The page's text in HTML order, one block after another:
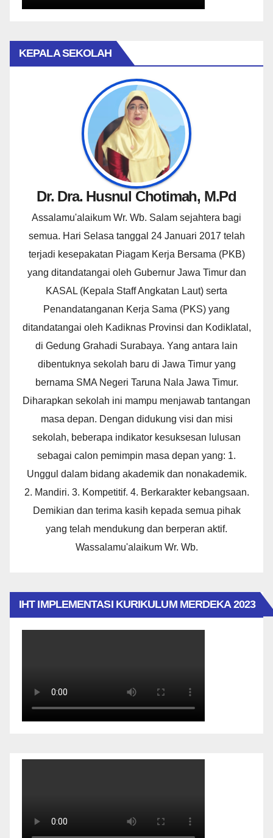
KEPALA SEKOLAH
Dr. Dra. Husnul Chotimah, M.Pd
Assalamu'alaikum Wr. Wb. Salam sejahtera bagi
semua. Hari Selasa tanggal 24 Januari 2017 telah
terjadi kesepakatan Piagam Kerja Bersama (PKB)
yang ditandatangai oleh Gubernur Jawa Timur dan
KASAL (Kepala Staff Angkatan Laut) serta
Penandatanganan Kerja Sama (PKS) yang
ditandatangai oleh Kadiknas Provinsi dan Kodiklatal,
di Gedung Grahadi Surabaya. Yang antara lain
dibentuknya sekolah baru di Jawa Timur yang
bernama SMA Negeri Taruna Nala Jawa Timur.
Diharapkan sekolah ini mampu menjawab tantangan
masa depan. Dengan didukung visi dan misi
sekolah, beberapa indikator kesuksesan lulusan
sebagai calon pemimpin masa depan yang: 1.
Unggul dalam bidang akademik dan nonakademik.
2. Mandiri. 3. Kompetitif. 4. Berkarakter kebangsaan.
Demikian dan terima kasih kepada semua pihak
yang telah mendukung dan berperan aktif.
Wassalamu'alaikum Wr. Wb.
IHT IMPLEMENTASI KURIKULUM MERDEKA 2023